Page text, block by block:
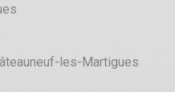
les-Martigues